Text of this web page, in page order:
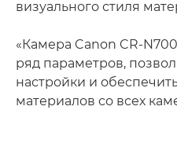
визуального стиля
«Камера Canon CR-
ряд параметров,
настройки и
материалов со всех